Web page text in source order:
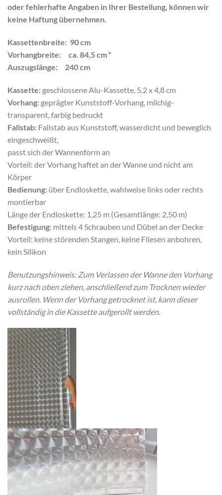
oder fehlerhafte Angaben in Ihrer Bestellung, können wir
keine Haftung übernehmen.
Kassettenbreite: 90 cm
Vorhangbreite: ca. 84,5 cm*
Auszugslänge: 240 cm
Kassette: geschlossene Alu-Kassette, 5,2 x 4,8 cm
Vorhang: geprägter Kunststoff-Vorhang, milchig-
transparent, farbig bedruckt
Fallstab: Fallstab aus Kunststoff, wasserdicht und beweglich
eingeschweißt,
passt sich der Wannenform an
Vorteil: der Vorhang haftet an der Wanne und nicht am
Körper
Bedienung: über Endloskette, wahlweise links oder rechts
montierbar
Länge der Endloskette: 1,25 m (Gesamtlänge: 2,50 m)
Befestigung: mittels 4 Schrauben und Dübel an der Decke
Vorteil: keine störenden Stangen, keine Fliesen anbohren,
kein Silikon
Benutzungshinweis: Zum Verlassen der Wanne den Vorhang
kurz nach oben ziehen, anschließend zum Trocknen wieder
ausrollen. Wenn der Vorhang getrocknet ist, kann dieser
vollständig in die Kassette aufgerollt werden.